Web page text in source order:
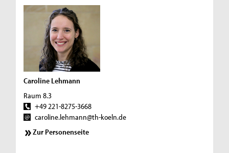
Caroline Lehmann
Raum 8.3
+49 221-8275-3668
caroline.lehmann@th-koeln.de
Zur Personenseite